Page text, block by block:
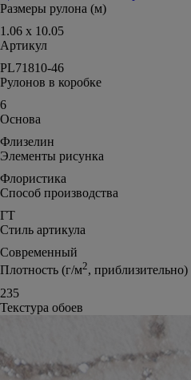
Размеры рулона (м)
1.06 x 10.05
Артикул
PL71810-46
Рулонов в коробке
6
Основа
Флизелин
Элементы рисунка
Флористика
Способ производства
ГТ
Стиль артикула
Современный
Плотность (г/м2, приблизительно)
235
Текстура обоев